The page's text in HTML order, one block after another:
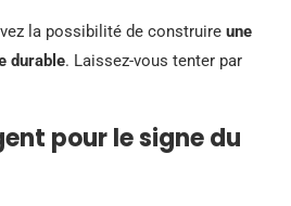
la possibilité de construire une
durable. Laissez-vous tenter par
pour le signe du